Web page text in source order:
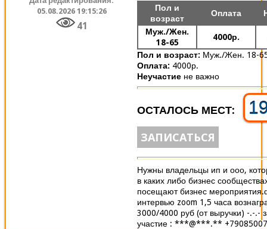
05.08.2026 19:15:26
41
Пол и
возраст
Оплата
Муж./Жен.
18-65
4000р.
Пол и возраст: Муж./Жен. 18-
Оплата: 4000р.
Неучастие не важно
ОСТАЛОСЬ МЕСТ:
ЗАПИСАТЬСЯ
Нужны владельцы ип и ооо,
в каких либо бизнес
посещают бизнес
интервью zoom 1,5 часа
3000/4000 руб (от выручки) -.-.-
участие : ***@***.**